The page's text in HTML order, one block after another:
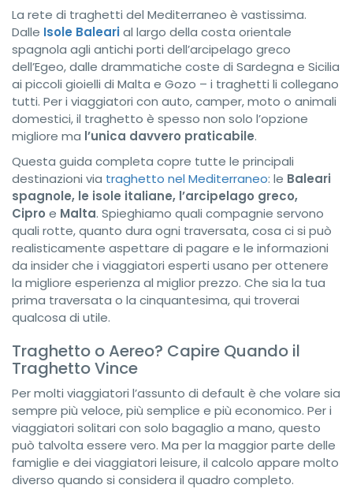
La rete di traghetti del Mediterraneo è vastissima.
Dalle Isole Balearial largo della costa orientale
spagnola agli antichi porti dell’arcipelago greco
dell’Egeo, dalle drammatiche coste di Sardegna e Sicilia
ai piccoli gioielli di Malta e Gozo – i traghetti li collegano
tutti. Per i viaggiatori con auto, camper, moto o animali
domestici, il traghetto è spesso non solo l’opzione
migliore ma l’unica davvero praticabile.
Questa guida completa copre tutte le principali
destinazioni via traghetto nel Mediterraneo: le Baleari
spagnole, le isole italiane, l’arcipelago greco,
Cipro e Malta. Spieghiamo quali compagnie servono
quali rotte, quanto dura ogni traversata, cosa ci si può
realisticamente aspettare di pagare e le informazioni
da insider che i viaggiatori esperti usano per ottenere
la migliore esperienza al miglior prezzo. Che sia la tua
prima traversata o la cinquantesima, qui troverai
qualcosa di utile.
Traghetto o Aereo? Capire Quando il
Traghetto Vince
Per molti viaggiatori l’assunto di default è che volare sia
sempre più veloce, più semplice e più economico. Per i
viaggiatori solitari con solo bagaglio a mano, questo
può talvolta essere vero. Ma per la maggior parte delle
famiglie e dei viaggiatori leisure, il calcolo appare molto
diverso quando si considera il quadro completo.